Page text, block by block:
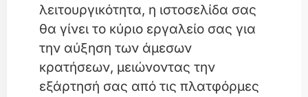
λειτουργικότητα, η ιστοσελίδα σας
θα γίνει το κύριο εργαλείο σας για
την αύξηση των άμεσων
κρατήσεων, μειώνοντας την
εξάρτησή σας από τις πλατφόρμες